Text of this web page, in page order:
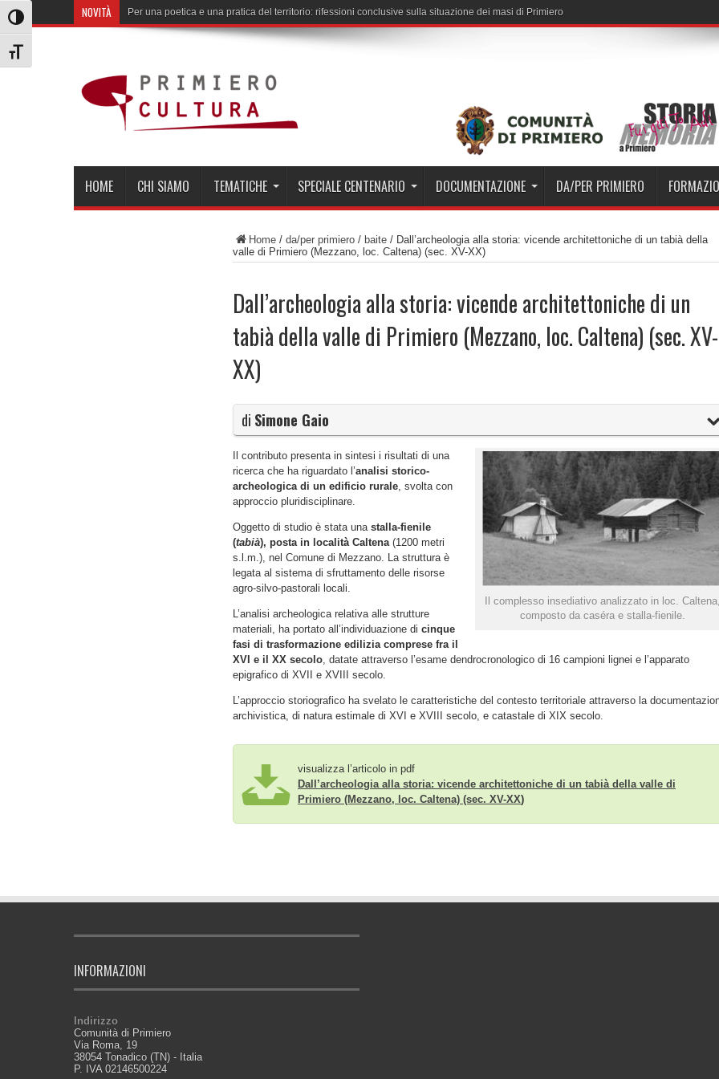
Attiva/disattiva alto contrasto
Attiva/disattiva dimensione testo
NOVITÀ Per una poetica e una pratica del territorio: rifessioni conclusive sulla situazione dei masi di Primiero
HOME CHI SIAMO TEMATICHE SPECIALE CENTENARIO DOCUMENTAZIONE DA/PER PRIMIERO
Home / da/per primiero / baite / Dall’archeologia alla storia: vicende architettoniche di un tabià della
valle di Primiero (Mezzano, loc. Caltena) (sec. XV-XX)
Dall’archeologia alla storia: vicende architettoniche di un
tabià della valle di Primiero (Mezzano, loc. Caltena) (sec. XV-
XX)
di Simone Gaio
Il complesso insediativo analizzato in loc.
composto da caséra e stalla-fienile.
Il contributo presenta in sintesi i risultati di una
ricerca che ha riguardato l’analisi storico-
archeologica di un edificio rurale, svolta con
approccio pluridisciplinare.
Oggetto di studio è stata una stalla-fienile
(tabià), posta in località Caltena(1200 metri
s.l.m.), nel Comune di Mezzano. La struttura è
legata al sistema di sfruttamento delle risorse
agro-silvo-pastorali locali.
L’analisi archeologica relativa alle strutture
materiali, ha portato all’individuazione di cinque
fasi di trasformazione edilizia comprese fra il
XVI e il XX secolo, datate attraverso l’esame dendrocronologico di 16 campioni lignei e l’apparato
epigrafico di XVII e XVIII secolo.
L’approccio storiografico ha svelato le caratteristiche del contesto territoriale attraverso la
archivistica, di natura estimale di XVI e XVIII secolo, e catastale di XIX secolo.
visualizza l’articolo in pdf
Dall’archeologia alla storia: vicende architettoniche di un tabià della valle di
Primiero (Mezzano, loc. Caltena) (sec. XV-XX)
INFORMAZIONI
Indirizzo
Comunità di Primiero
Via Roma, 19
38054 Tonadico (TN) - Italia
P. IVA 02146500224